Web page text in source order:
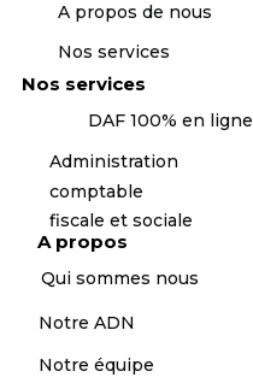
A propos de nous
Nos services
Nos services
DAF 100% en ligne
Administration
comptable
fiscale et sociale
A propos
Qui sommes nous
Notre ADN
Notre équipe